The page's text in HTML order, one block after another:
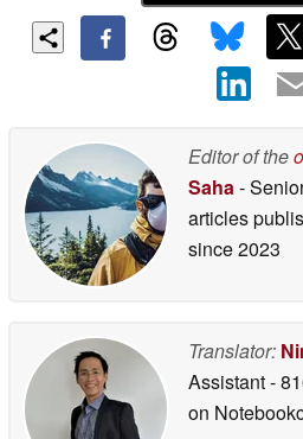
Editor of the
Saha-
articles
since 2023
Translator:
Assistant-
on